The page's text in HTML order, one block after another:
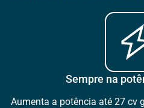
Sempre na
Aumenta a potência até 27 cv